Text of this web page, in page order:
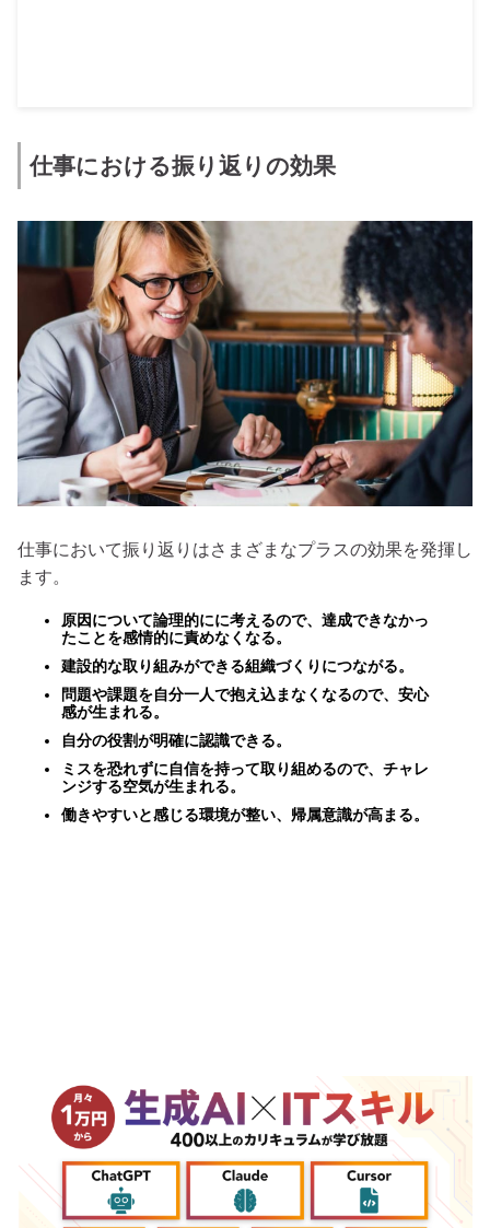
仕事における振り返りの効果
仕事において振り返りはさまざまなプラスの効果を発揮し
ます。
原因について論理的にに考えるので、達成できなかっ
たことを感情的に責めなくなる。
建設的な取り組みができる組織づくりにつながる。
問題や課題を自分一人で抱え込まなくなるので、安心
感が生まれる。
自分の役割が明確に認識できる。
ミスを恐れずに自信を持って取り組めるので、チャレ
ンジする空気が生まれる。
働きやすいと感じる環境が整い、帰属意識が高まる。